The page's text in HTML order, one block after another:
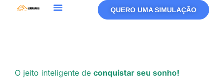
QUERO UMA SIMULAÇÃO
O jeito inteligente de conquistar seu sonho!